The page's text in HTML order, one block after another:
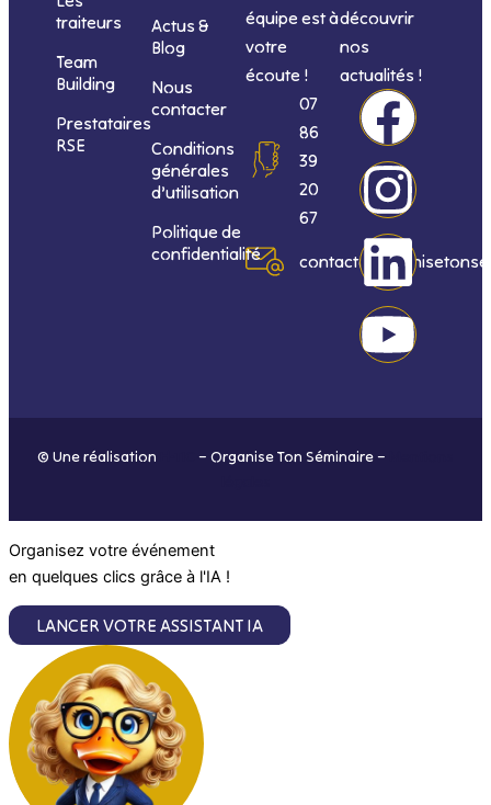
traiteurs
Team
Building
Prestataires
RSE
Actus &
Blog
Nous
contacter
Conditions
générales
d’utilisation
Politique de
confidentialité
équipe est à
votre
écoute !
07
86
39
20
67
découvrir
nos
actualités !
F
a
c
e
b
I
n
s
t
a
L
i
n
k
e
Y
o
u
t
u
© Une réalisation – Organise Ton Séminaire –
Organisez votre événement
en quelques clics grâce à l'IA !
LANCER VOTRE ASSISTANT IA